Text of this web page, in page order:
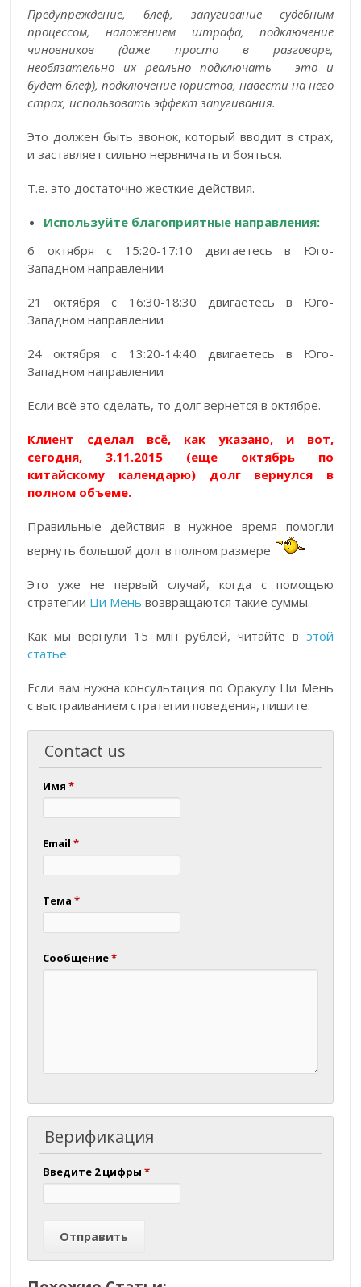
Предупреждение, блеф, запугивание судебным
процессом, наложением штрафа, подключение
чиновников (даже просто в разговоре,
необязательно их реально подключать – это и
будет блеф), подключение юристов, навести на него
страх, использовать эффект запугивания.
Это должен быть звонок, который вводит в страх,
и заставляет сильно нервничать и бояться.
Т.е. это достаточно жесткие действия.
Используйте благоприятные направления:
6 октября с 15:20-17:10 двигаетесь в Юго-
Западном направлении
21 октября с 16:30-18:30 двигаетесь в Юго-
Западном направлении
24 октября с 13:20-14:40 двигаетесь в Юго-
Западном направлении
Если всё это сделать, то долг вернется в октябре.
Клиент сделал всё, как указано, и вот,
сегодня, 3.11.2015 (еще октябрь по
китайскому календарю) долг вернулся в
полном объеме.
Правильные действия в нужное время помогли
вернуть большой долг в полном размере
Это уже не первый случай, когда с помощью
стратегии Ци Мень возвращаются такие суммы.
Как мы вернули 15 млн рублей, читайте в этой
статье
Если вам нужна консультация по Оракулу Ци Мень
с выстраиванием стратегии поведения, пишите:
Contact us
Имя *
Email *
Тема *
Сообщение*
Верификация
Введите 2 цифры *